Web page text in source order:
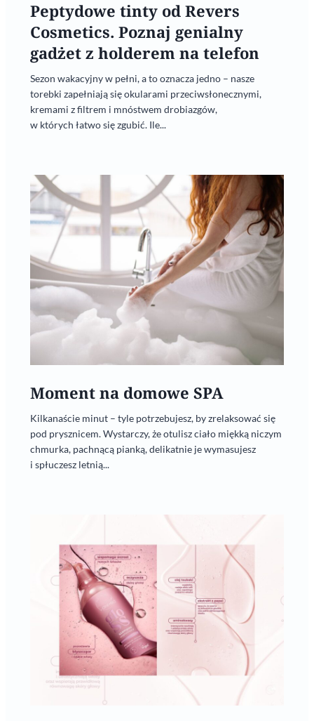
Peptydowe tinty od Revers
Cosmetics. Poznaj genialny
gadżet z holderem na telefon
Sezon wakacyjny w pełni, a to oznacza jedno – nasze
torebki zapełniają się okularami przeciwsłonecznymi,
kremami z filtrem i mnóstwem drobiazgów,
w których łatwo się zgubić. Ile...
Moment na domowe SPA
Kilkanaście minut – tyle potrzebujesz, by zrelaksować się
pod prysznicem. Wystarczy, że otulisz ciało miękką niczym
chmurka, pachnącą pianką, delikatnie je wymasujesz
i spłuczesz letnią...